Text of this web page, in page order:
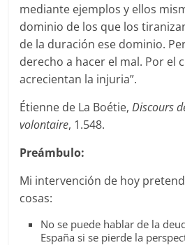
mediante ejemplos y ellos
dominio de los que los
de la duración ese dominio.
derecho a hacer el mal. Por el
acrecientan la injuria”.
Étienne de La Boétie,Discours
volontaire, 1.548.
Preámbulo:
Mi intervención de hoy
cosas:
No se puede hablar de la
España si se pierde la